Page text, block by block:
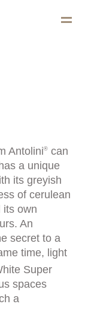
Antolini® can
a unique
its greyish
of cerulean
its own
An
secret to a
time, light
Super
spaces
a